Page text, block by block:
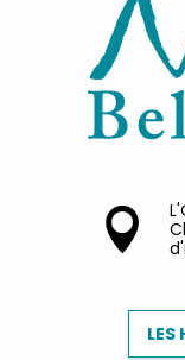
LES